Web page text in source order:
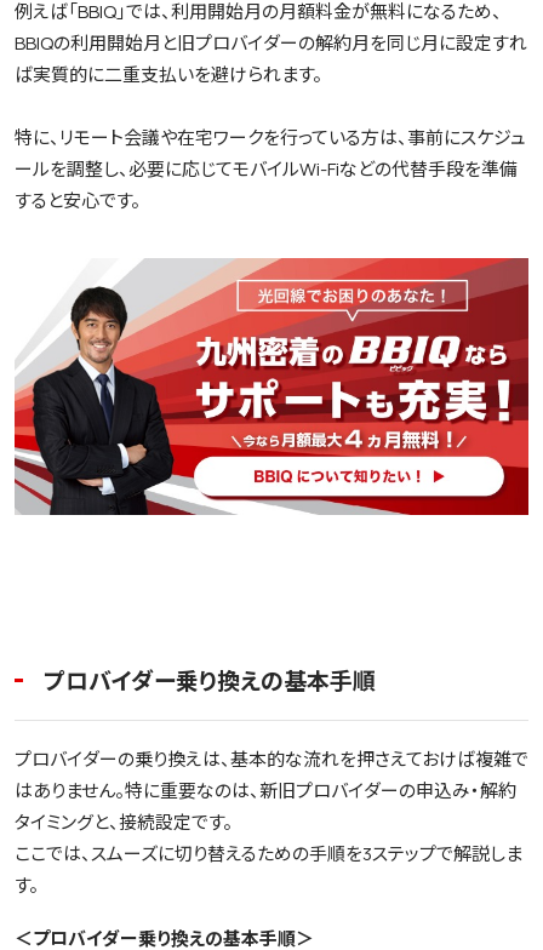
例えば「BBIQ」では、利用開始月の月額料金が無料になるため、
BBIQの利用開始月と旧プロバイダーの解約月を同じ月に設定すれ
ば実質的に二重支払いを避けられます。
特に、リモート会議や在宅ワークを行っている方は、事前にスケジュ
ールを調整し、必要に応じてモバイルWi-Fiなどの代替手段を準備
すると安心です。
プロバイダー乗り換えの基本手順
プロバイダーの乗り換えは、基本的な流れを押さえておけば複雑で
はありません。特に重要なのは、新旧プロバイダーの申込み・解約
タイミングと、接続設定です。
ここでは、スムーズに切り替えるための手順を3ステップで解説しま
す。
＜プロバイダー乗り換えの基本手順＞